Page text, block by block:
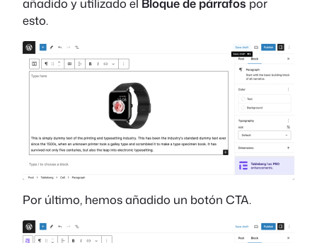
añadido y utilizado el Bloque de párrafos por
esto.
Por último, hemos añadido un botón CTA.